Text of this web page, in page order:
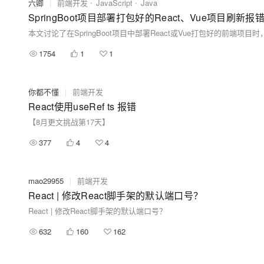
六卿 前端开发 JavaScript Java
SpringBoot项目部署打包好的React、Vue项目刷新报
1754 1 1
你都不懂 | 前端开发
React使用useRef ts 报错
【8月更文挑战第17天】
377
4 4
mao29955 | 前端开发
React | 修改React脚手架的默认端口号？
React | 修改React脚手架的默认端口号？
632
160 162